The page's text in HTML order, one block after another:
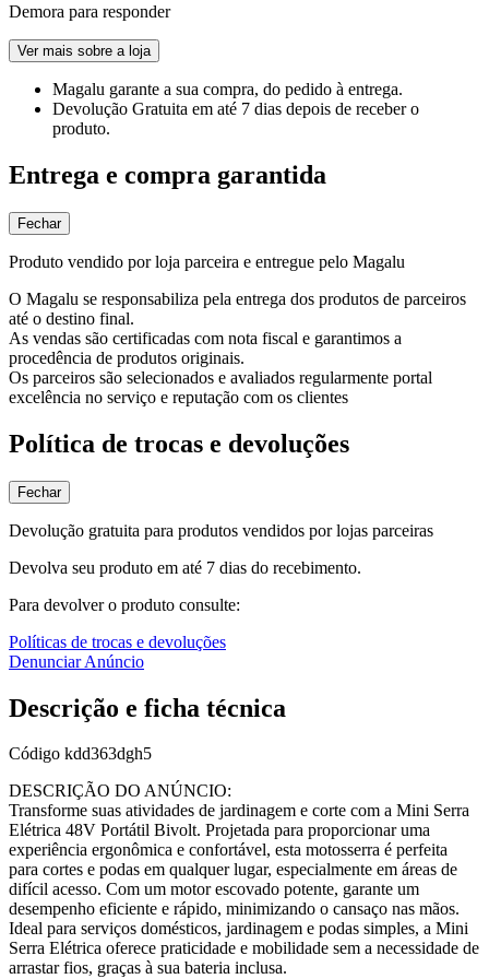
Demora para responder
Ver mais sobre a loja
Magalu garante a sua compra, do pedido à entrega.
Devolução Gratuita em até 7 dias depois de receber o
produto.
Entrega e compra garantida
Fechar
Produto vendido por loja parceira e entregue pelo Magalu
O Magalu se responsabiliza pela entrega dos produtos de parceiros
até o destino final.
As vendas são certificadas com nota fiscal e garantimos a
procedência de produtos originais.
Os parceiros são selecionados e avaliados regularmente portal
excelência no serviço e reputação com os clientes
Política de trocas e devoluções
Fechar
Devolução gratuita para produtos vendidos por lojas parceiras
Devolva seu produto em até 7 dias do recebimento.
Para devolver o produto consulte:
Políticas de trocas e devoluções
Denunciar Anúncio
Descrição e ficha técnica
Código kdd363dgh5
DESCRIÇÃO DO ANÚNCIO:
Transforme suas atividades de jardinagem e corte com a Mini Serra
Elétrica 48V Portátil Bivolt. Projetada para proporcionar uma
experiência ergonômica e confortável, esta motosserra é perfeita
para cortes e podas em qualquer lugar, especialmente em áreas de
difícil acesso. Com um motor escovado potente, garante um
desempenho eficiente e rápido, minimizando o cansaço nas mãos.
Ideal para serviços domésticos, jardinagem e podas simples, a Mini
Serra Elétrica oferece praticidade e mobilidade sem a necessidade de
arrastar fios, graças à sua bateria inclusa.